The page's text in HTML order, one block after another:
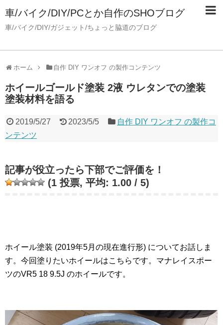
車/バイク/DIY/PCとか自作のSHOブログ
車/バイク/DIY/ガジェット/ちょっと脇道のブログ
ホーム 自作 DIY ワンオフ の製作コンテンツ
ホイールゴールド塗装 2液 ウレタンでの塗装
塗装材料を語る
2019/5/27 2023/5/5
自作 DIY ワンオフ の製作コ
ンテンツ
記事が役立ったら下部でご評価を！
(1 投票, 平均: 1.00 / 5)
ホイール塗装 (2019年5月の現在進行形) についてお話しま
す。今回塗りたいホイールはこちらです。マナレイスポー
ツのVR5 18 9.5J のホイールです。